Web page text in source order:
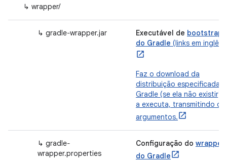
↳ wrapper/
↳ gradle‐wrapper.jar Executável de bootstrap
do Gradle (links em inglês).
Faz o download da
distribuição especificada
Gradle (se ela não existir) e
a executa, transmitindo os
argumentos.
↳ gradle‐
wrapper.properties
Configuração do wrapper
do Gradle